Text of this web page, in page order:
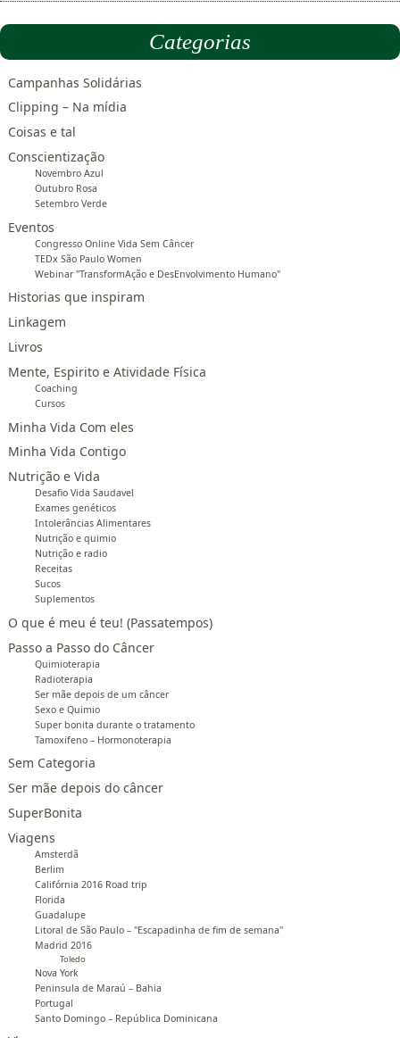
Categorias
Campanhas Solidárias
Clipping – Na mídia
Coisas e tal
Conscientização
Novembro Azul
Outubro Rosa
Setembro Verde
Eventos
Congresso Online Vida Sem Câncer
TEDx São Paulo Women
Webinar "TransformAção e DesEnvolvimento Humano"
Historias que inspiram
Linkagem
Livros
Mente, Espirito e Atividade Física
Coaching
Cursos
Minha Vida Com eles
Minha Vida Contigo
Nutrição e Vida
Desafio Vida Saudavel
Exames genéticos
Intolerâncias Alimentares
Nutrição e quimio
Nutrição e radio
Receitas
Sucos
Suplementos
O que é meu é teu! (Passatempos)
Passo a Passo do Câncer
Quimioterapia
Radioterapia
Ser mãe depois de um câncer
Sexo e Quimio
Super bonita durante o tratamento
Tamoxifeno – Hormonoterapia
Sem Categoria
Ser mãe depois do câncer
SuperBonita
Viagens
Amsterdã
Berlim
Califórnia 2016 Road trip
Florida
Guadalupe
Litoral de São Paulo – "Escapadinha de fim de semana"
Madrid 2016
Toledo
Nova York
Peninsula de Maraú – Bahia
Portugal
Santo Domingo – República Dominicana